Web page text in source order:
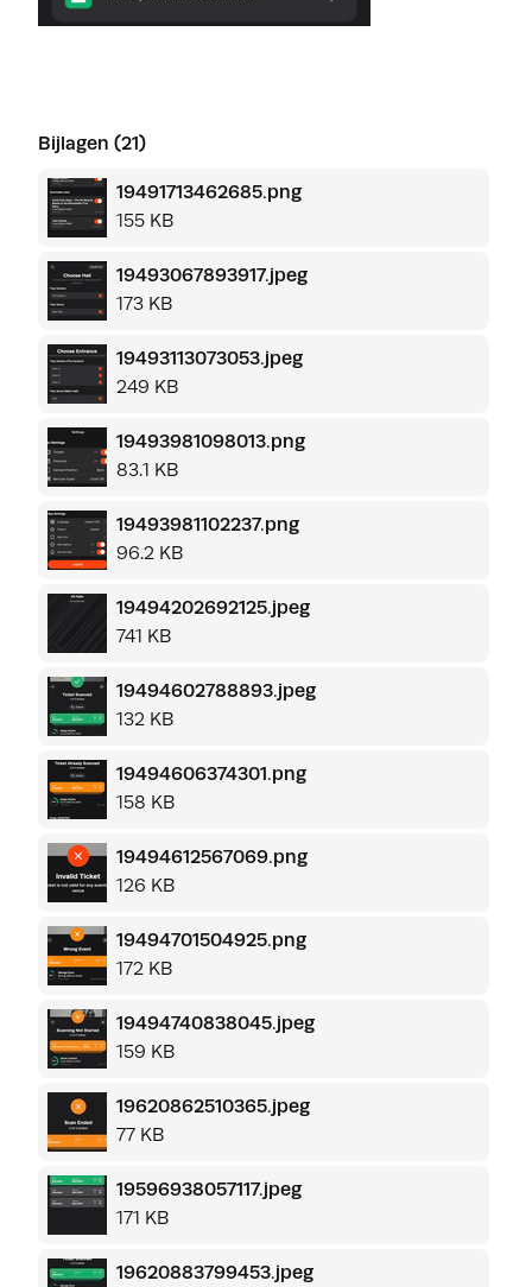
Bijlagen (21)
19491713462685.png
155 KB
19493067893917.jpeg
173 KB
19493113073053.jpeg
249 KB
19493981098013.png
83.1 KB
19493981102237.png
96.2 KB
19494202692125.jpeg
741 KB
19494602788893.jpeg
132 KB
19494606374301.png
158 KB
19494612567069.png
126 KB
19494701504925.png
172 KB
19494740838045.jpeg
159 KB
19620862510365.jpeg
77 KB
19596938057117.jpeg
171 KB
19620883799453.jpeg